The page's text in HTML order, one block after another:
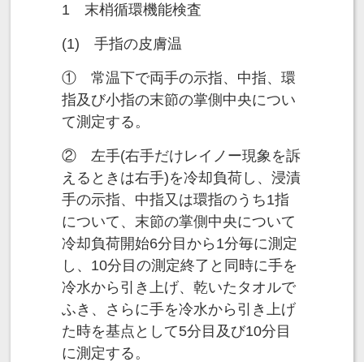
1 末梢循環機能検査
(1) 手指の皮膚温
① 常温下で両手の示指、中指、環
指及び小指の末節の掌側中央につい
て測定する。
② 左手(右手だけレイノー現象を訴
えるときは右手)を冷却負荷し、浸漬
手の示指、中指又は環指のうち1指
について、末節の掌側中央について
冷却負荷開始6分目から1分毎に測定
し、10分目の測定終了と同時に手を
冷水から引き上げ、乾いたタオルで
ふき、さらに手を冷水から引き上げ
た時を基点として5分目及び10分目
に測定する。